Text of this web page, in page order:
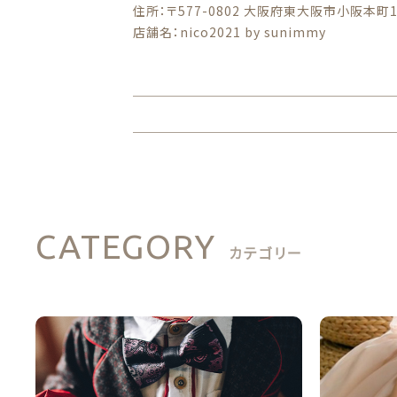
住所：〒577-0802 大阪府東大阪市小阪本
店舗名：nico2021 by sunimmy
CATEGORY カテゴリー